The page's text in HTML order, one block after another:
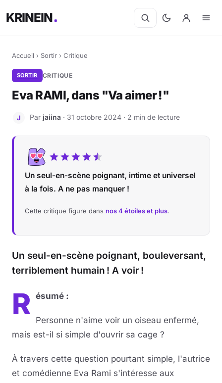
KRINEIN
Accueil › Sortir › Critique
SORTIR CRITIQUE
Eva RAMI, dans "Va aimer !"
J Par jaiina · 31 octobre 2024 · 2 min de lecture
Un seul-en-scène poignant, intime et universel
à la fois. A ne pas manquer !
Cette critique figure dans nos 4 étoiles et plus.
Un seul-en-scène poignant, bouleversant,
terriblement humain ! A voir !
R ésumé :
Personne n'aime voir un oiseau enfermé,
mais est-il si simple d'ouvrir sa cage ?
À travers cette question pourtant simple, l'autrice
et comédienne Eva Rami s'intéresse aux